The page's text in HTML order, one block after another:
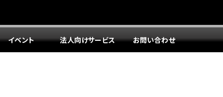
イベント 法人向けサービス お問い合わせ